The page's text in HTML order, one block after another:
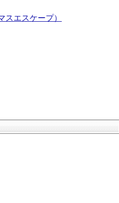
スエスケープ）